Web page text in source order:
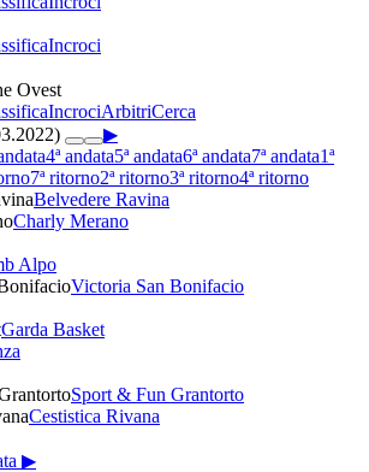
Incroci
Ovest
IncrociArbitriCerca
▶
4ª andata5ª andata6ª andata7ª andata1ª
7ª ritorno2ª ritorno3ª ritorno4ª ritorno
Belvedere Ravina
Charly Merano
Alpo
Victoria San Bonifacio
Garda Basket
Sport & Fun Grantorto
Cestistica Rivana
▶